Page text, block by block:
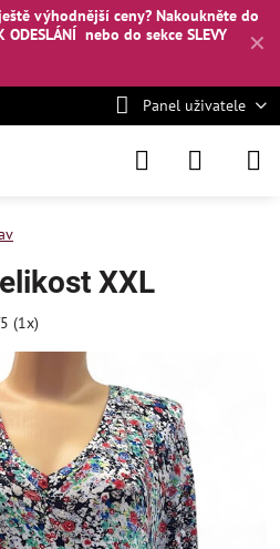
✕
výhodnější ceny? Nakoukněte do
ODESLÁNÍ nebo do sekce SLEVY
Panel uživatele
XXL
5 (1x)